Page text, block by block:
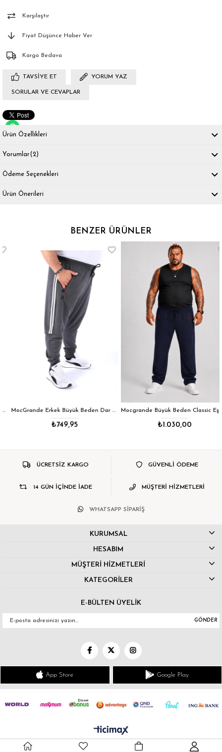
Karşılaştır
Fiyat Düşünce Haber Ver
Kargo Bedava
TAVSIYE ET YORUM YAZ
SORULAR VE CEVAPLAR
Ürün Özellikleri
Yorumlar(2)
Ödeme Seçenekleri
Ürün Önerileri
BENZER ÜRÜNLER
MocGrande Erkek Büyük Beden Dar Paça Eşofman Altı Striped 22501 ANTRASIT
₺749,95
Mocgrande Büyük Beden Classic Eşofman Altı Fermuarlı Cep 22500 LACIVERT
₺1.030,00
ÜCRETSİZ KARGO GÜVENLİ ÖDEME
14 GÜN İÇİNDE İADE MÜŞTERİ HİZMETLERİ
WHATSAPP SİPARİŞ
KURUMSAL
HESABIM
MÜŞTERİ HİZMETLERİ
KATEGORİLER
E-BÜLTEN ÜYELİK
GÖNDER
App Store Google Play